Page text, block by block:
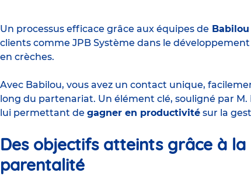
Un processus efficace grâce aux équipes de Babilou
clients comme JPB Système dans le
en crèches.
Avec Babilou, vous avez un contact unique,
long du partenariat. Un élément clé, souligné par
lui permettant de gagner en productivité sur la
Des objectifs atteints grâce à
parentalité